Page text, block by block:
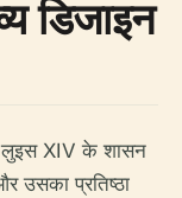
डिजाइन
लुइस XIV के शासन
उसका प्रतिष्ठा